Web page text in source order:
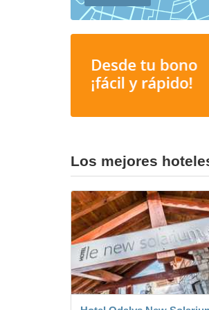
Los mejores